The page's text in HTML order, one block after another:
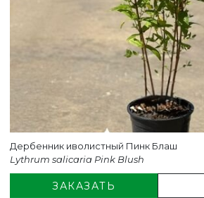
Дербенник иволистный Пинк Блаш
Lythrum salicaria Pink Blush
ЗАКАЗАТЬ